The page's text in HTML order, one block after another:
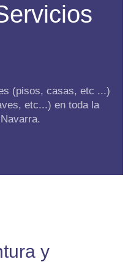
(pisos, casas, etc ...)
etc...) en toda la
y